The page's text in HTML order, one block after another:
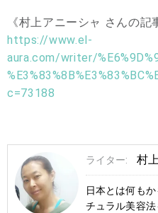
《村上アニーシャ さんの記
https://www.el-
aura.com/writer/
c=73188
ライター: 村
日本とは何も
チュラル美容